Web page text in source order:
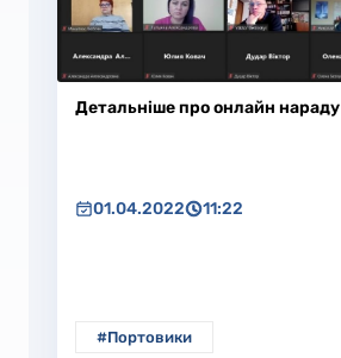
Детальніше про онлайн нараду
01.04.2022 11:22
#Портовики